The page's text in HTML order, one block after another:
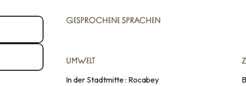
GESPROCHENE SPRACHEN
GESPROCHENE SPRACHEN
UMWELT
UMWELT
In der Stadtmitte : Rocabey